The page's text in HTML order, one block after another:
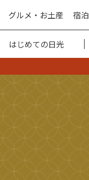
グルメ・お土産 宿泊
はじめての日光